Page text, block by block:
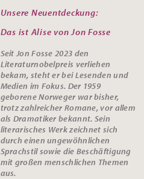
Unsere Neuentdeckung:
Das ist Alise von Jon Fosse
Seit Jon Fosse 2023 den
Literaturnobelpreis verliehen
bekam, steht er bei Lesenden und
Medien im Fokus. Der 1959
geborene Norweger war bisher,
trotz zahlreicher Romane, vor allem
als Dramatiker bekannt. Sein
literarisches Werk zeichnet sich
durch einen ungewöhnlichen
Sprachstil sowie die Beschäftigung
mit großen menschlichen Themen
aus.